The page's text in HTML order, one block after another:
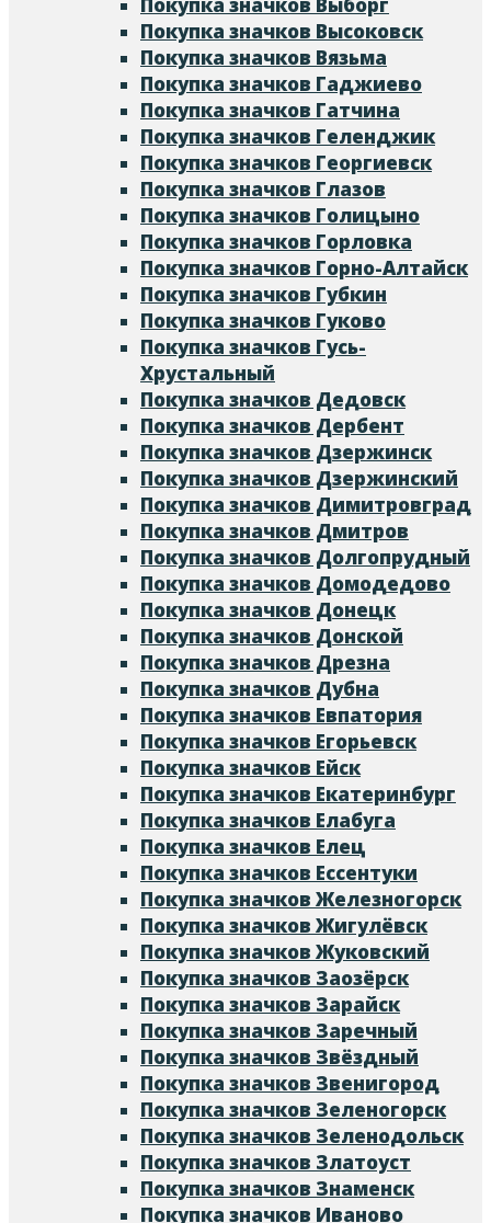
Покупка значков Высоковск
Покупка значков Вязьма
Покупка значков Гаджиево
Покупка значков Гатчина
Покупка значков Геленджик
Покупка значков Георгиевск
Покупка значков Глазов
Покупка значков Голицыно
Покупка значков Горловка
Покупка значков Горно-Алтайск
Покупка значков Губкин
Покупка значков Гуково
Покупка значков Гусь-
Хрустальный
Покупка значков Дедовск
Покупка значков Дербент
Покупка значков Дзержинск
Покупка значков Дзержинский
Покупка значков Димитровград
Покупка значков Дмитров
Покупка значков Долгопрудный
Покупка значков Домодедово
Покупка значков Донецк
Покупка значков Донской
Покупка значков Дрезна
Покупка значков Дубна
Покупка значков Евпатория
Покупка значков Егорьевск
Покупка значков Ейск
Покупка значков Екатеринбург
Покупка значков Елабуга
Покупка значков Елец
Покупка значков Ессентуки
Покупка значков Железногорск
Покупка значков Жигулёвск
Покупка значков Жуковский
Покупка значков Заозёрск
Покупка значков Зарайск
Покупка значков Заречный
Покупка значков Звёздный
Покупка значков Звенигород
Покупка значков Зеленогорск
Покупка значков Зеленодольск
Покупка значков Златоуст
Покупка значков Знаменск
Покупка значков Иваново